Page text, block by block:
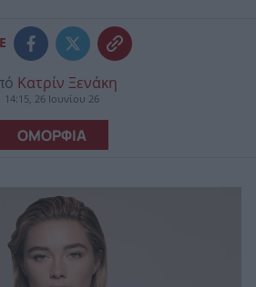
Κατρίν Ξενάκη
14:15, 26 Ιουνίου 26
ΟΜΟΡΦΙΑ